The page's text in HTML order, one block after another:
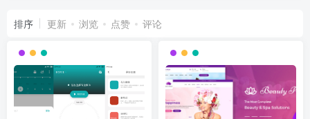
排序 更新 浏览 点赞 评论